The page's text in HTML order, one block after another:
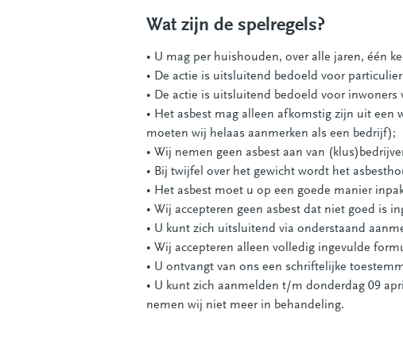
Wat zijn de spelregels?
• U mag per huishouden, over alle jaren, één
• De actie is uitsluitend bedoeld voor
• De actie is uitsluitend bedoeld voor inwoners
• Het asbest mag alleen afkomstig zijn uit
moeten wij helaas aanmerken als een bedrijf);
• Wij nemen geen asbest aan van
• Bij twijfel over het gewicht wordt het
• Het asbest moet u op een goede manier
• Wij accepteren geen asbest dat niet goed is
• U kunt zich uitsluitend via onderstaand
• Wij accepteren alleen volledig ingevulde
• U ontvangt van ons een schriftelijke
• U kunt zich aanmelden t/m donderdag 09
nemen wij niet meer in behandeling.